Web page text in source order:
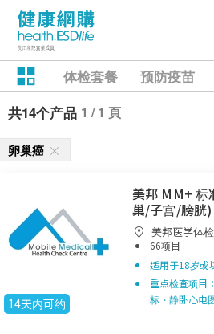
体检套餐 预防疫苗
共14个产品 1 / 1 頁
卵巢癌
14天内可约
美邦 MM+ 标
巢/子宫/膀胱)
美邦医学体检
66项目 |
适用于18岁或
重点检查项目
标、静卧心电